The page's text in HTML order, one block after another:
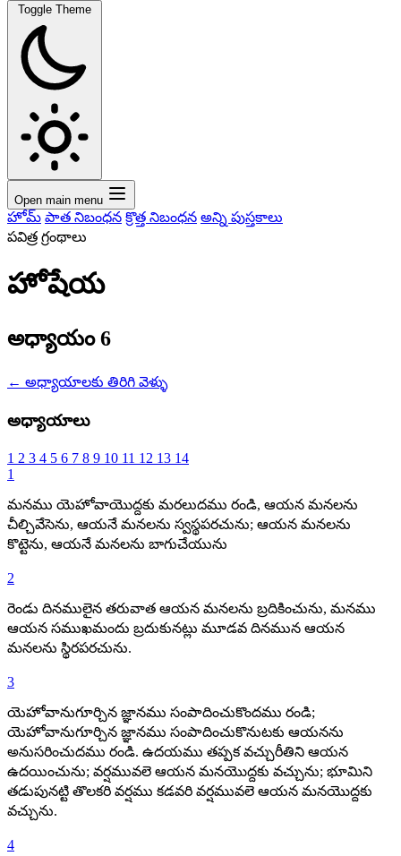
Toggle Theme
Open main menu
హోమ్ పాత నిబంధన క్రొత్త నిబంధన అన్ని పుస్తకాలు
పవిత్ర గ్రంథాలు
హోషేయ
అధ్యాయం 6
← అధ్యాయాలకు తిరిగి వెళ్ళు
అధ్యాయాలు
1 2 3 4 5 6 7 8 9 10 11 12 13 14
1
మనము యెహోవాయొద్దకు మరలుదము రండి, ఆయన మనలను
చీల్చివేసెను, ఆయనే మనలను స్వస్థపరచును; ఆయన మనలను
కొట్టెను, ఆయనే మనలను బాగుచేయును
2
రెండు దినములైన తరువాత ఆయన మనలను బ్రదికించును, మనము
ఆయన సముఖమందు బ్రదుకునట్లు మూడవ దినమున ఆయన
మనలను స్థిరపరచును.
3
యెహోవానుగూర్చిన జ్ఞానము సంపాదించుకొందము రండి;
యెహోవానుగూర్చిన జ్ఞానము సంపాదించుకొనుటకు ఆయనను
అనుసరించుదము రండి. ఉదయము తప్పక వచ్చురీతిని ఆయన
ఉదయించును; వర్షమువలె ఆయన మనయొద్దకు వచ్చును; భూమిని
తడుపునట్టి తొలకరి వర్షము కడవరి వర్షమువలె ఆయన మనయొద్దకు
వచ్చును.
4